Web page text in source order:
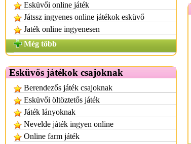
Esküvői online játék
Játssz ingyenes online játékok esküvő
Jaték online ingyenesen
Még több
Esküvős játékok csajoknak
Berendezős játék csajoknak
Esküvői öltöztetős játék
Játék lányoknak
Nevelde játék ingyen online
Online farm játék